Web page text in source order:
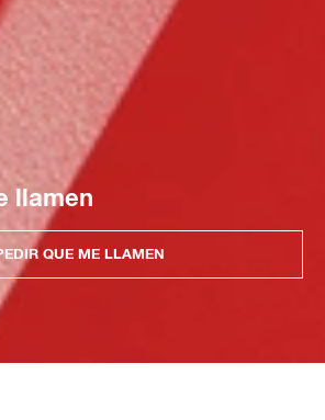
llamen
QUE ME LLAMEN